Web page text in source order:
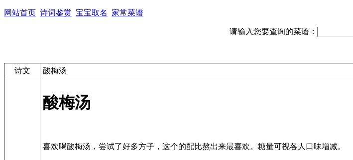
网站首页 诗词鉴赏 宝宝取名 家常菜谱
请输入您要查询的菜谱：
诗文 酸梅汤
酸梅汤